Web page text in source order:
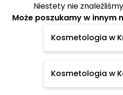
Niestety nie
Może poszukamy w innym
Kosmetologia w
Kosmetologia w